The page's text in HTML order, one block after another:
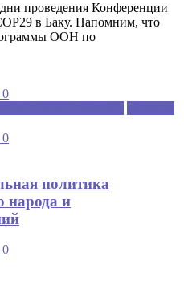
проведения Конференции
в Баку. Напомним, что
ООН по
0
0
политика
народа и
0